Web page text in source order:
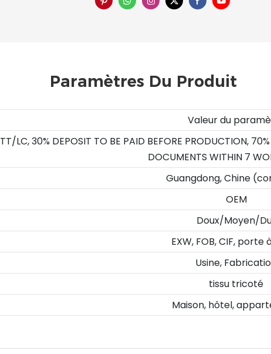
Paramètres Du Produit
Valeur du
TT/LC, 30% DEPOSIT TO BE PAID BEFORE PRODUCTION,
DOCUMENTS WITHIN 7
Guangdong, Chine
OEM
Doux/Moyen/
EXW, FOB, CIF, porte
Usine,
tissu tricoté
Maison, hôtel,